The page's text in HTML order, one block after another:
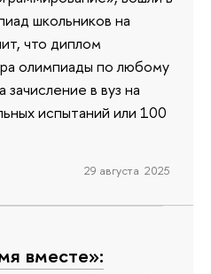
школьников на
что диплом
олимпиады по любому
в вуз на
испытаний или 100
29 августа 2025
вместе»: